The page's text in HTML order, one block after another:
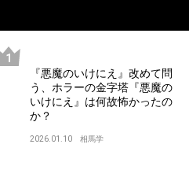
『悪魔のいけにえ』改めて問
う、ホラーの金字塔『悪魔の
いけにえ』は何故怖かったの
か？
2026.01.10 相馬学